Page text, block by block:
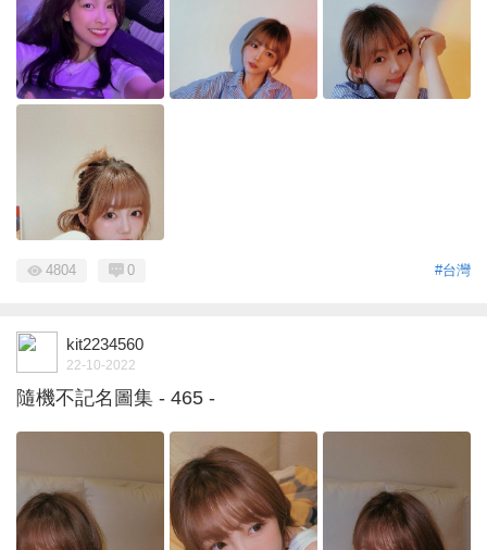
#台灣
4804 0
kit2234560
22-10-2022
隨機不記名圖集 - 465 -